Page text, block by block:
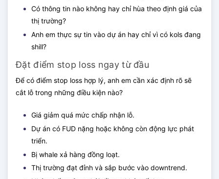
Có thông tin nào không hay chỉ hùa theo định giá của
thị trường?
Anh em thực sự tin vào dự án hay chỉ vì có kols đang
shill?
Đặt điểm stop loss ngay từ đầu
Để có điểm stop loss hợp lý, anh em cần xác định rõ sẽ
cắt lỗ trong những điều kiện nào?
Giá giảm quá mức chấp nhận lỗ.
Dự án có FUD nặng hoặc không còn động lực phát
triển.
Bị whale xả hàng đồng loạt.
Thị trường đạt đỉnh và sắp bước vào downtrend.